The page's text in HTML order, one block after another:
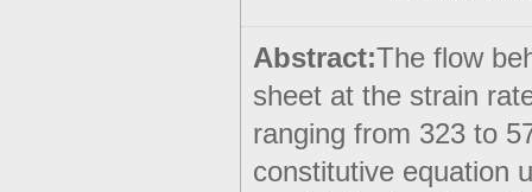
Abstract:The flow
sheet at the strain
ranging from 323 to
constitutive equation